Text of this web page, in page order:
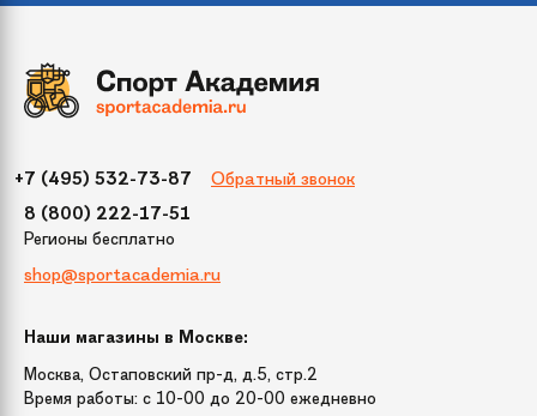
Бренд Crystal Trees
Модель Швейцарская
Диаметр нижнего
яруса
Тип крепления
веток
шарнирный
+7 (495) 532-73-87 Обратный звонок
8 (800) 222-17-51
Регионы бесплатно
shop@sportacademia.ru
Наши магазины в Москве:
Москва, Остаповский пр-д, д.5, стр.2
Время работы: c 10-00 до 20-00 ежедневно